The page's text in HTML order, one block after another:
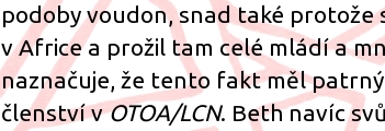
podoby voudon, snad také
v Africe a prožil tam celé mládí a
naznačuje, že tento fakt měl patrný
členství vOTOA/LCN. Beth navíc